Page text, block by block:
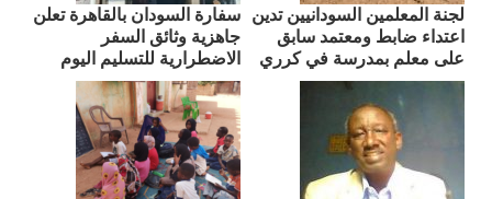
لجنة المعلمين السودانيين تدين
اعتداء ضابط ومعتمد سابق
على معلم بمدرسة في كرري
سفارة السودان بالقاهرة تعلن
جاهزية وثائق السفر
الاضطرارية للتسليم اليوم